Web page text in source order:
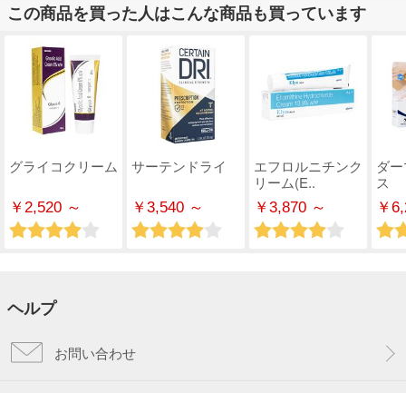
この商品を買った人はこんな商品も買っています
グライコクリーム
￥2,520 ～
サーテンドライ
￥3,540 ～
エフロルニチンク
リーム(E..
￥3,870 ～
ダ
ス
￥
ヘルプ
お問い合わせ